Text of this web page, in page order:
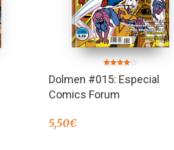
en
4.00
Dolmen #015: Especial
Comics Forum
5,50€